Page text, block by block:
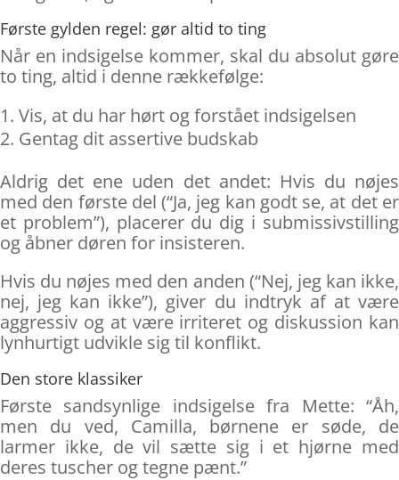
Første gylden regel: gør altid to ting
Når en indsigelse kommer, skal du absolut gøre
to ting, altid i denne rækkefølge:
Vis, at du har hørt og forstået indsigelsen
Gentag dit assertive budskab
Aldrig det ene uden det andet: Hvis du nøjes
med den første del (“Ja, jeg kan godt se, at det er
et problem”), placerer du dig i submissivstilling
og åbner døren for insisteren.
Hvis du nøjes med den anden (“Nej, jeg kan ikke,
nej, jeg kan ikke”), giver du indtryk af at være
aggressiv og at være irriteret og diskussion kan
lynhurtigt udvikle sig til konflikt.
Den store klassiker
Første sandsynlige indsigelse fra Mette: “Åh,
men du ved, Camilla, børnene er søde, de
larmer ikke, de vil sætte sig i et hjørne med
deres tuscher og tegne pænt.”